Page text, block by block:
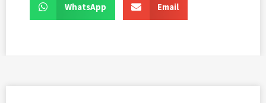
WhatsApp Email